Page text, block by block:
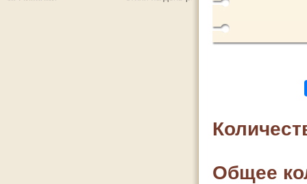
Общее